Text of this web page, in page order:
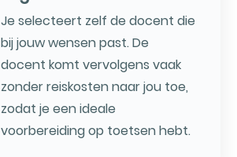
Je selecteert zelf de docent die
bij jouw wensen past. De
docent komt vervolgens vaak
zonder reiskosten naar jou toe,
zodat je een ideale
voorbereiding op toetsen hebt.